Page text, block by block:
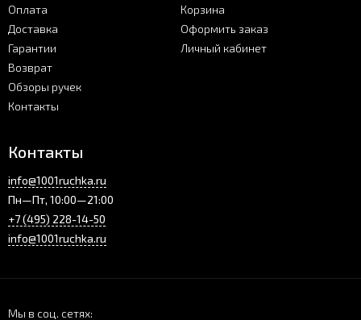
Оплата
Доставка
Гарантии
Возврат
Обзоры ручек
Контакты
Корзина
Оформить заказ
Личный кабинет
Контакты
info@1001ruchka.ru
Пн—Пт, 10:00—21:00
+7 (495) 228-14-50
info@1001ruchka.ru
Мы в соц. сетях